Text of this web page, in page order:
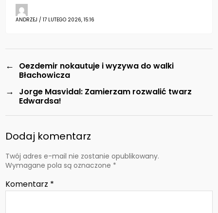
ANDRZEJ / 17 LUTEGO 2026, 15:16
←
Oezdemir nokautuje i wyzywa do walki
Błachowicza
→
Jorge Masvidal: Zamierzam rozwalić twarz
Edwardsa!
Dodaj komentarz
Twój adres e-mail nie zostanie opublikowany.
Wymagane pola są oznaczone *
Komentarz *